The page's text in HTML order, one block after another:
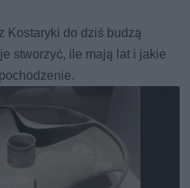
Kostaryki do dziś budzą
stworzyć, ile mają lat i jakie